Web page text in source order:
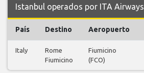
Istanbul operados por ITA Airways
País Destino Aeropuerto
Italy
Rome
Fiumicino
Fiumicino
(FCO)